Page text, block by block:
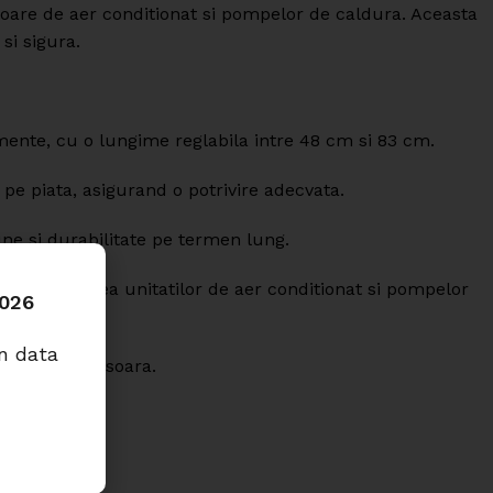
de aer conditionat si pompelor de caldura. Aceasta
sigura.
cu o lungime reglabila intre 48 cm si 83 cm.
piata, asigurand o potrivire adecvata.
si durabilitate pe termen lung.
greutatea unitatilor de aer conditionat si pompelor
rapida si usoara.
data